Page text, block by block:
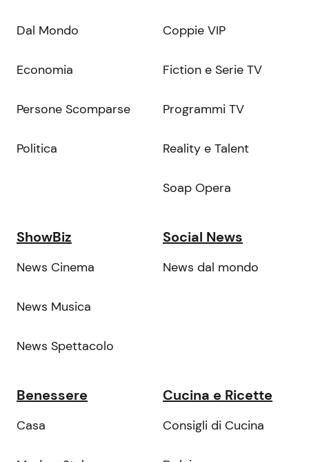
Dal Mondo
Economia
Persone Scomparse
Politica
Coppie VIP
Fiction e Serie TV
Programmi TV
Reality e Talent
Soap Opera
ShowBiz
News Cinema
News Musica
News Spettacolo
Social News
News dal mondo
Benessere
Casa
Cucina e Ricette
Consigli di Cucina